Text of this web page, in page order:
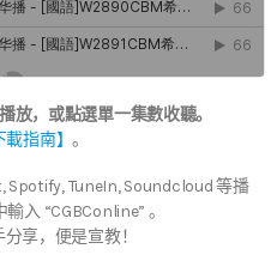
放，或點選單一集數收聽。
載指南】。
TuneIn, Soundcloud 等播
入 “CGBConline” 。
享，便是宣教！